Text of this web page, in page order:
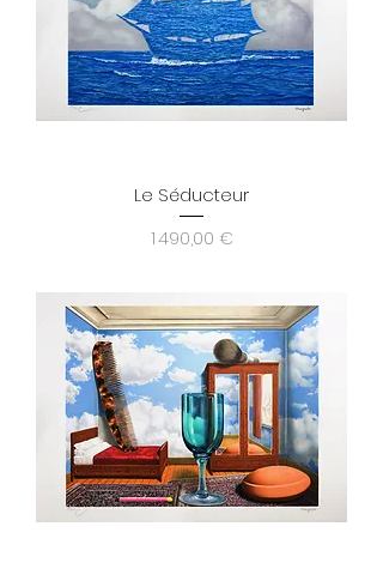
Le Séducteur
Prix
1 490,00 €